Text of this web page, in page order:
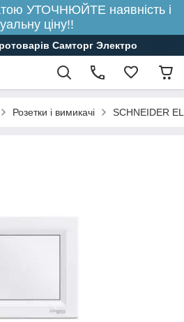
УТОЧНЮЙТЕ наявність і
ціну!!
Самторг Электро
Розетки і вимикачі SCHNEIDER